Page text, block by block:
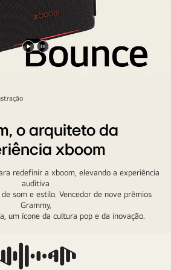
Reproduzir
Pausar
o arquiteto da
xboom
redefinir a xboom, elevando a experiência
auditiva
som e estilo. Vencedor de nove prêmios
Grammy,
um ícone da cultura pop e da inovação.